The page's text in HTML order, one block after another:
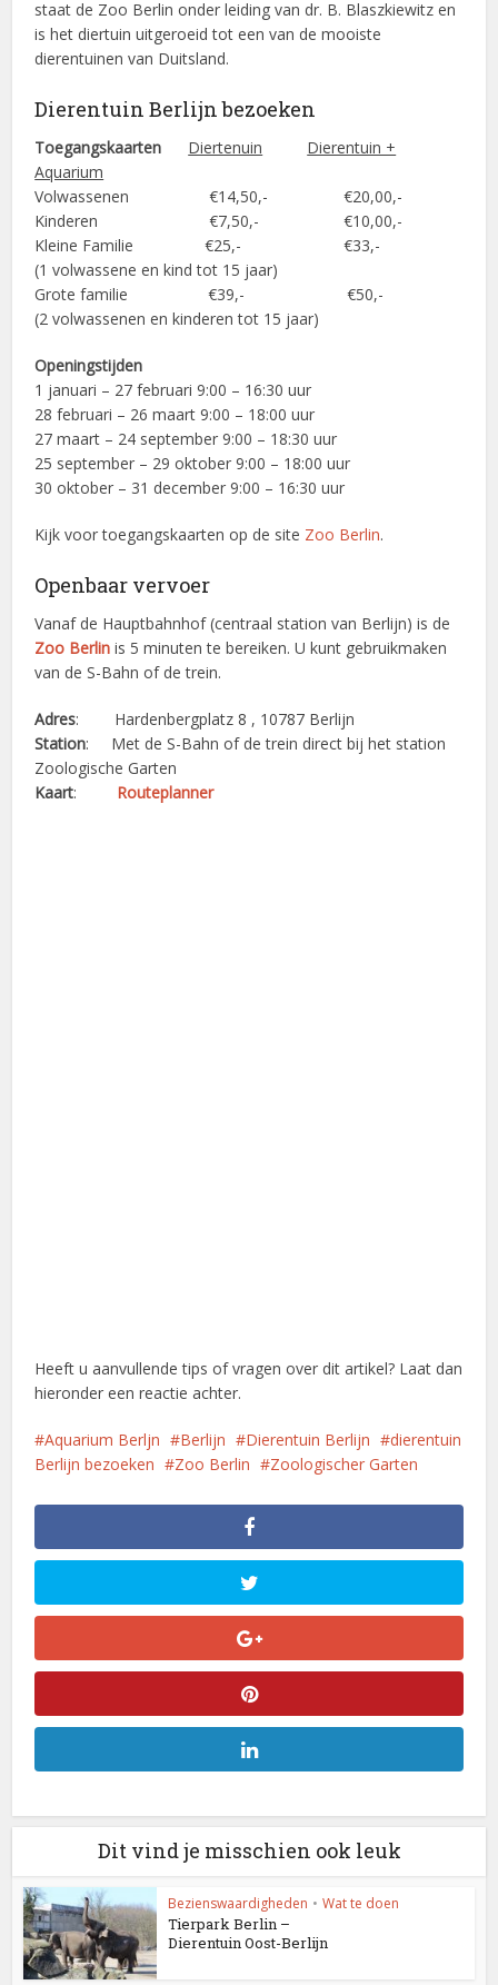
staat de Zoo Berlin onder leiding van dr. B. Blaszkiewitz en
is het diertuin uitgeroeid tot een van de mooiste
dierentuinen van Duitsland.
Dierentuin Berlijn bezoeken
Toegangskaarten Diertenuin
Dierentuin +
Aquarium
Volwassenen €14,50,- €20,00,-
Kinderen €7,50,- €10,00,-
Kleine Familie €25,- €33,-
(1 volwassene en kind tot 15 jaar)
Grote familie €39,- €50,-
(2 volwassenen en kinderen tot 15 jaar)
Openingstijden
1 januari – 27 februari 9:00 – 16:30 uur
28 februari – 26 maart 9:00 – 18:00 uur
27 maart – 24 september 9:00 – 18:30 uur
25 september – 29 oktober 9:00 – 18:00 uur
30 oktober – 31 december 9:00 – 16:30 uur
Kijk voor toegangskaarten op de site Zoo Berlin.
Openbaar vervoer
Vanaf de Hauptbahnhof (centraal station van Berlijn) is de
Zoo Berlin is 5 minuten te bereiken. U kunt gebruikmaken
van de S-Bahn of de trein.
Adres: Hardenbergplatz 8 , 10787 Berlijn
Station: Met de S-Bahn of de trein direct bij het station
Zoologische Garten
Kaart: Routeplanner
Heeft u aanvullende tips of vragen over dit artikel? Laat dan
hieronder een reactie achter.
Aquarium Berljn Berlijn Dierentuin Berlijn
dierentuin
Berlijn bezoeken
Zoo Berlin Zoologischer Garten
Dit vind je misschien ook leuk
Bezienswaardigheden • Wat te doen
Tierpark Berlin –
Dierentuin Oost-Berlijn